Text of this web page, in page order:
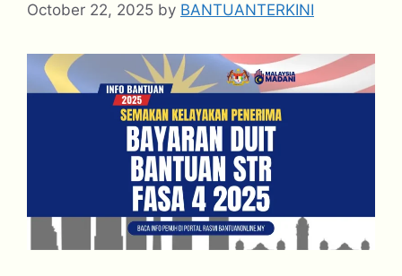
October 22, 2025 by BANTUANTERKINI